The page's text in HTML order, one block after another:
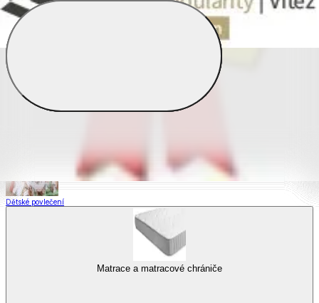
Saténové povlečení
Povlečení s fototiskem
Dětské povlečení
Matrace a matracové chrániče